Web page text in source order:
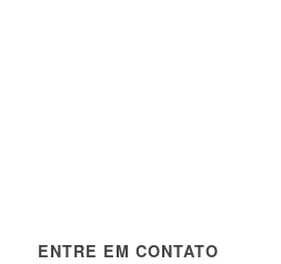
ENTRE EM CONTATO